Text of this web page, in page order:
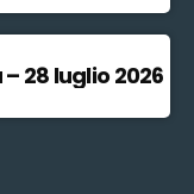
28 luglio 2026